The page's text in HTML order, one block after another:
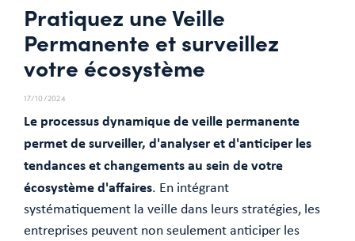
Pratiquez une Veille
Permanente et surveillez
votre écosystème
17/10/2024
Le processus dynamique de veille permanente
permet de surveiller, d'analyser et d'anticiper les
tendances et changements au sein de votre
écosystème d'affaires. En intégrant
systématiquement la veille dans leurs stratégies, les
entreprises peuvent non seulement anticiper les